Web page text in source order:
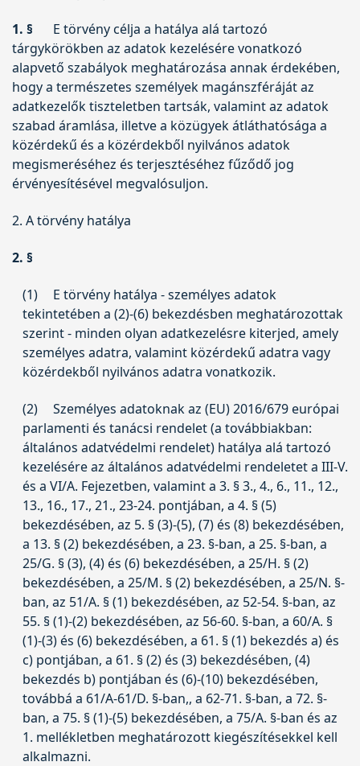
1. §
E törvény célja a hatálya alá tartozó
tárgykörökben az adatok kezelésére vonatkozó
alapvető szabályok meghatározása annak érdekében,
hogy a természetes személyek magánszféráját az
adatkezelők tiszteletben tartsák, valamint az adatok
szabad áramlása, illetve a közügyek átláthatósága a
közérdekű és a közérdekből nyilvános adatok
megismeréséhez és terjesztéséhez fűződő jog
érvényesítésével megvalósuljon.
2. A törvény hatálya
2. §
(1)
E törvény hatálya - személyes adatok
tekintetében a (2)-(6) bekezdésben meghatározottak
szerint - minden olyan adatkezelésre kiterjed, amely
személyes adatra, valamint közérdekű adatra vagy
közérdekből nyilvános adatra vonatkozik.
(2)
Személyes adatoknak az (EU) 2016/679 európai
parlamenti és tanácsi rendelet (a továbbiakban:
általános adatvédelmi rendelet) hatálya alá tartozó
kezelésére az általános adatvédelmi rendeletet a III-V.
és a VI/A. Fejezetben, valamint a 3. § 3., 4., 6., 11., 12.,
13., 16., 17., 21., 23-24. pontjában, a 4. § (5)
bekezdésében, az 5. § (3)-(5), (7) és (8) bekezdésében,
a 13. § (2) bekezdésében, a 23. §-ban, a 25. §-ban, a
25/G. § (3), (4) és (6) bekezdésében, a 25/H. § (2)
bekezdésében, a 25/M. § (2) bekezdésében, a 25/N. §-
ban, az 51/A. § (1) bekezdésében, az 52-54. §-ban, az
55. § (1)-(2) bekezdésében, az 56-60. §-ban, a 60/A. §
(1)-(3) és (6) bekezdésében, a 61. § (1) bekezdés a) és
c) pontjában, a 61. § (2) és (3) bekezdésében, (4)
bekezdés b) pontjában és (6)-(10) bekezdésében,
továbbá a 61/A-61/D. §-ban,, a 62-71. §-ban, a 72. §-
ban, a 75. § (1)-(5) bekezdésében, a 75/A. §-ban és az
1. mellékletben meghatározott kiegészítésekkel kell
alkalmazni.